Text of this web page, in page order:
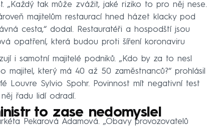
„Každý tak může zvážit, jaké riziko to pro něj nese.
majitelům restaurací hned házet klacky pod
cesta,“ dodal. Restauratéři a hospodští jsou
opatření, která budou proti šíření koronaviru
i samotní majitelé podniků. „Kdo by za to nesl
majitel, který má 40 až 50 zaměstnanců?“ prohlásil
Louvre Sylvio Spohr. Povinnost mít negativní test
řadu lidí odradí.
to zase nedomyslel
Pekarová Adamová. „Obavy provozovatelů